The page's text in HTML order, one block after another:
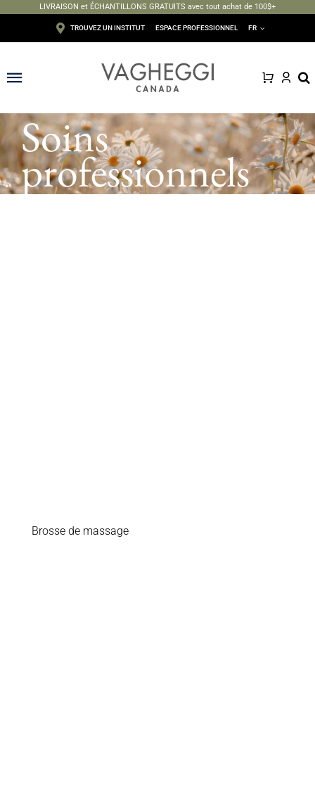
LIVRAISON et ÉCHANTILLONS GRATUITS avec tout achat de 100$+
TROUVEZ UN INSTITUT ESPACE PROFESSIONNEL FR
Toggle
Navigation
Visage
Corps
Soins
professionnels
Brosse de massage